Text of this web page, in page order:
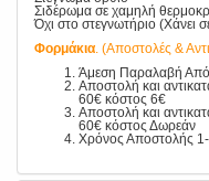
Σιδέρωμα σε χαμηλή
Όχι στο στεγνωτήριο (Χάνει
Φορμάκια. (Αποστολές &
Άμεση Παραλαβή
Αποστολή και
60€ κόστος 6€
Αποστολή και
60€ κόστος Δωρεάν
Χρόνος Αποστολής 1-